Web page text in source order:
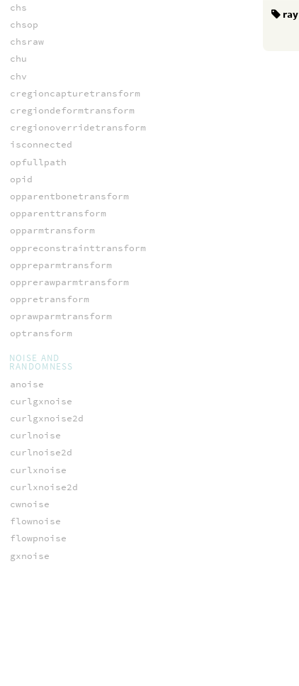
ray
chs
chsop
chsraw
chu
chv
cregioncapturetransform
cregiondeformtransform
cregionoverridetransform
isconnected
opfullpath
opid
opparentbonetransform
opparenttransform
opparmtransform
oppreconstrainttransform
oppreparmtransform
opprerawparmtransform
oppretransform
oprawparmtransform
optransform
NOISE AND
RANDOMNESS
anoise
curlgxnoise
curlgxnoise2d
curlnoise
curlnoise2d
curlxnoise
curlxnoise2d
cwnoise
flownoise
flowpnoise
gxnoise